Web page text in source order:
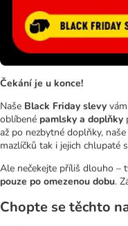
Čekání je u konce!
Naše Black Friday slevy
oblíbené pamlsky a doplňky
až po nezbytné doplňky,
mazlíčků tak i jejich chlupaté
Ale nečekejte příliš dlouho –
pouze po omezenou dobu.
Chopte se těchto